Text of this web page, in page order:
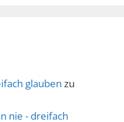
glauben zu
nie - dreifach